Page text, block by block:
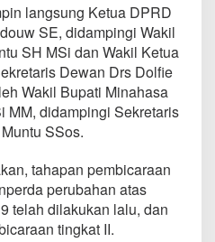
2
3
D
i
s
a
h
k
a
D
P
R
D
M
langsung Ketua DPRD
SE, didampingi Wakil
SH MSi dan Wakil Ketua
Dewan Drs Dolfie
Wakil Bupati Minahasa
MM, didampingi Sekretaris
SSos.
tahapan pembicaraan
perubahan atas
telah dilakukan lalu, dan
tingkat II.